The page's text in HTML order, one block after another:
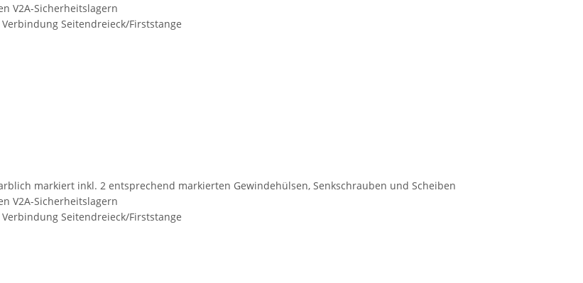
V2A-Sicherheitslagern
Seitendreieck/Firststange
markiert inkl. 2 entsprechend markierten Gewindehülsen, Senkschrauben und Scheiben
V2A-Sicherheitslagern
Seitendreieck/Firststange